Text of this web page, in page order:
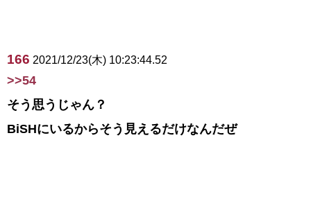
166 2021/12/23(木) 10:23:44.52
>>54
そう思うじゃん？
BiSHにいるからそう見えるだけなんだぜ